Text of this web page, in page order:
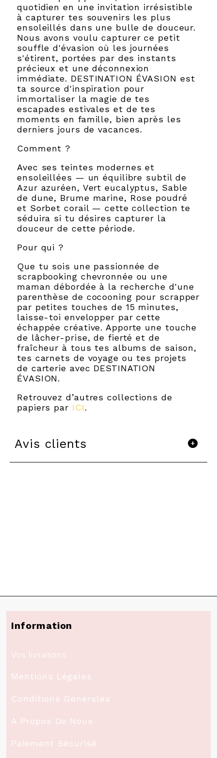
quotidien en une invitation irrésistible
à capturer tes souvenirs les plus
ensoleillés dans une bulle de douceur.
Nous avons voulu capturer ce petit
souffle d'évasion où les journées
s'étirent, portées par des instants
précieux et une déconnexion
immédiate. DESTINATION ÉVASION est
ta source d'inspiration pour
immortaliser la magie de tes
escapades estivales et de tes
moments en famille, bien après les
derniers jours de vacances.
Comment ?
Avec ses teintes modernes et
ensoleillées — un équilibre subtil de
Azur azuréen, Vert eucalyptus, Sable
de dune, Brume marine, Rose poudré
et Sorbet corail — cette collection te
séduira si tu désires capturer la
douceur de cette période.
Pour qui ?
Que tu sois une passionnée de
scrapbooking chevronnée ou une
maman débordée à la recherche d'une
parenthèse de cocooning pour scrapper
par petites touches de 15 minutes,
laisse-toi envelopper par cette
échappée créative. Apporte une touche
de lâcher-prise, de fierté et de
fraîcheur à tous tes albums de saison,
tes carnets de voyage ou tes projets
de carterie avec DESTINATION
ÉVASION.
Retrouvez d’autres collections de
papiers par ICI.
Avis clients
Information
Vos livraisons
Mentions Légales
Conditions Générales
A Propos De Nous
Paiement Sécurisé